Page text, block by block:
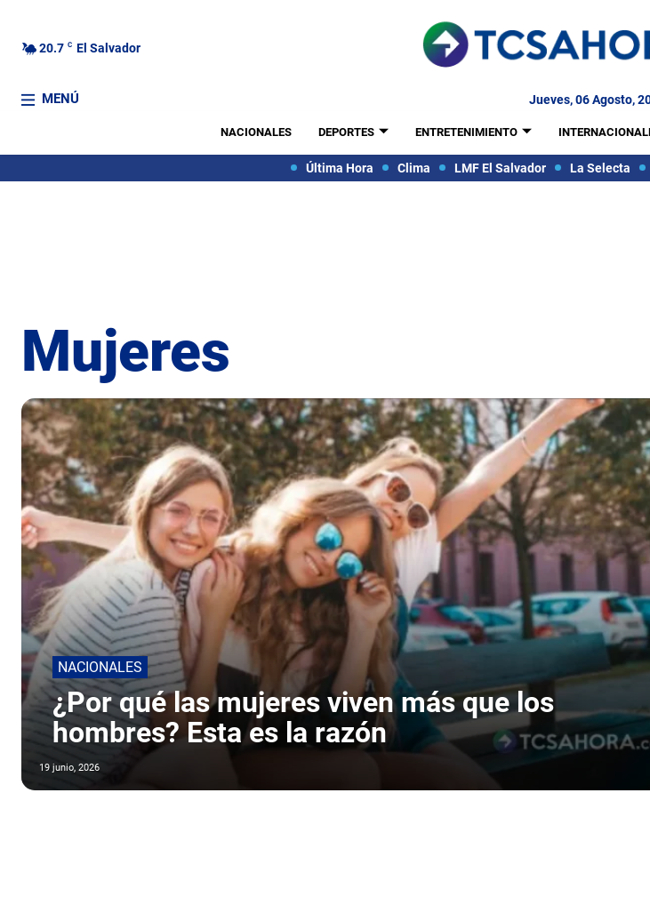
20.7 C El Salvador
MENÚ Jueves, 06 Agosto,
NACIONALES DEPORTES ENTRETENIMIENTO
Última Hora Clima LMF El Salvador La Selecta
Mujeres
NACIONALES
¿Por qué las mujeres viven más que los
hombres? Esta es la razón
19 junio, 2026